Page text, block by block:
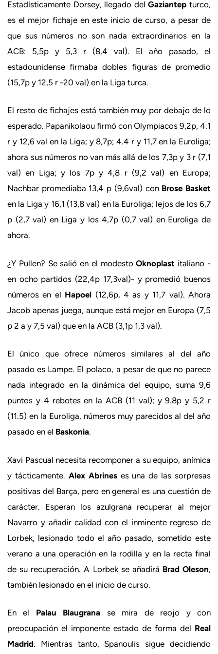
Estadísticamente Dorsey, llegado delGaziantep turco,
es el mejor fichaje en este inicio de curso, a pesar de
que sus números no son nada extraordinarios en la
ACB: 5,5p y 5,3 r (8,4 val). El año pasado, el
estadounidense firmaba dobles figuras de promedio
(15,7p y 12,5 r -20 val) en la Liga turca.
El resto de fichajes está también muy por debajo de lo
esperado. Papanikolaou firmó con Olympiacos 9,2p, 4.1
r y 12,6 val en la Liga; y 8,7p; 4.4 r y 11,7 en la Euroliga;
ahora sus números no van más allá de los 7,3p y 3 r (7,1
val) en Liga; y los 7p y 4,8 r (9,2 val) en Europa;
Nachbar promediaba 13,4 p (9,6val) con Brose Basket
en la Liga y 16,1 (13,8 val) en la Euroliga; lejos de los 6,7
p (2,7 val) en Liga y los 4,7p (0,7 val) en Euroliga de
ahora.
¿Y Pullen? Se salió en el modestoOknoplast italiano -
en ocho partidos (22,4p 17,3val)- y promedió buenos
números en el Hapoel (12,6p, 4 as y 11,7 val). Ahora
Jacob apenas juega, aunque está mejor en Europa (7,5
p 2 a y 7,5 val) que en la ACB (3,1p 1,3 val).
El único que ofrece números similares al del año
pasado es Lampe. El polaco, a pesar de que no parece
nada integrado en la dinámica del equipo, suma 9,6
puntos y 4 rebotes en la ACB (11 val); y 9.8p y 5,2 r
(11.5) en la Euroliga, números muy parecidos al del año
pasado en el Baskonia.
Xavi Pascual necesita recomponer a su equipo, anímica
y tácticamente. Alex Abrineses una de las sorpresas
positivas del Barça, pero en general es una cuestión de
carácter. Esperan los azulgrana recuperar al mejor
Navarro y añadir calidad con el inminente regreso de
Lorbek, lesionado todo el año pasado, sometido este
verano a una operación en la rodilla y en la recta final
de su recuperación. A Lorbek se añadirá Brad Oleson,
también lesionado en el inicio de curso.
En el Palau Blaugrana se mira de reojo y con
preocupación el imponente estado de forma del Real
Madrid. Mientras tanto, Spanoulis sigue decidiendo